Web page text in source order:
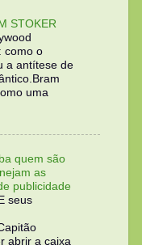
STOKER
como o
a antítese de
uma
quem são
as
publicidade
E seus
abrir a caixa